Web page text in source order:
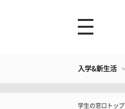
入学&新生活
学生の窓口トップ